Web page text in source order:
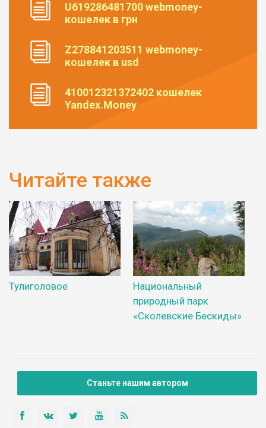
U619286481700 webmoney-
кошелек в грн
Z278841203511 webmoney-
кошелек в usd
410012321372402 кошелек
Yandex.Money
Читайте также
Тулиголовое
Национальный
природный парк
«Сколевские Бескиды»
Станьте нашим автором